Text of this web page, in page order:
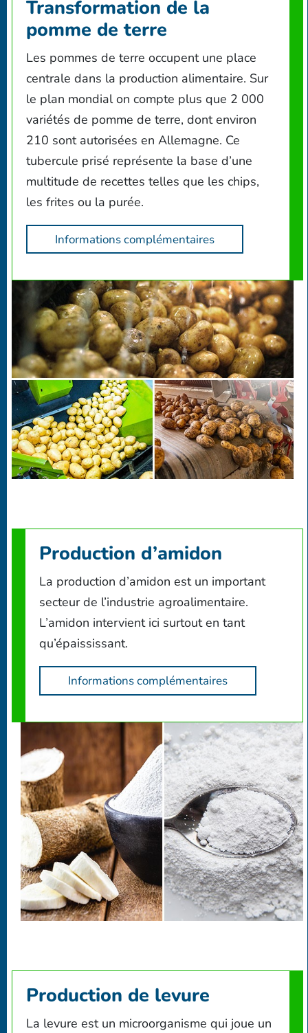
Transformation de la
pomme de terre
Les pommes de terre occupent une place
centrale dans la production alimentaire. Sur
le plan mondial on compte plus que 2 000
variétés de pomme de terre, dont environ
210 sont autorisées en Allemagne. Ce
tubercule prisé représente la base d’une
multitude de recettes telles que les chips,
les frites ou la purée.
Informations complémentaires
Production d’amidon
La production d’amidon est un important
secteur de l’industrie agroalimentaire.
L’amidon intervient ici surtout en tant
qu’épaississant.
Informations complémentaires
Production de levure
La levure est un microorganisme qui joue un